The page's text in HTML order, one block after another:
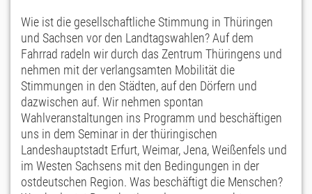
Wie ist die gesellschaftliche Stimmung in Thüringen
und Sachsen vor den Landtagswahlen? Auf dem
Fahrrad radeln wir durch das Zentrum Thüringens und
nehmen mit der verlangsamten Mobilität die
Stimmungen in den Städten, auf den Dörfern und
dazwischen auf. Wir nehmen spontan
Wahlveranstaltungen ins Programm und beschäftigen
uns in dem Seminar in der thüringischen
Landeshauptstadt Erfurt, Weimar, Jena, Weißenfels und
im Westen Sachsens mit den Bedingungen in der
ostdeutschen Region. Was beschäftigt die Menschen?